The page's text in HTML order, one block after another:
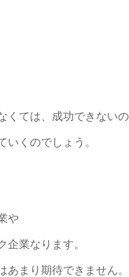
ては、成功できないの
くのでしょう。
や
業なります。
まり期待できません。